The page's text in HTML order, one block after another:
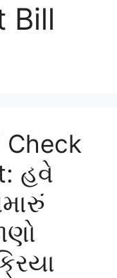
Bill
Check
હવે